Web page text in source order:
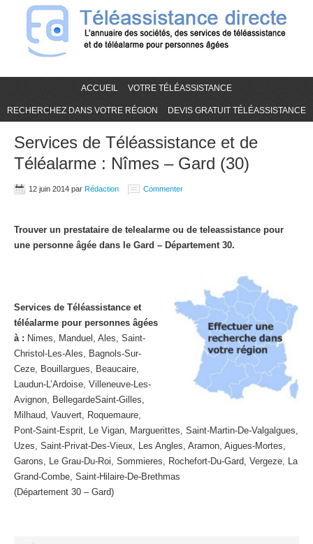
ACCUEIL VOTRE TÉLÉASSISTANCE
RECHERCHEZ DANS VOTRE RÉGION DEVIS GRATUIT TÉLÉASSISTANCE
Services de Téléassistance et de
Téléalarme : Nîmes – Gard (30)
12 juin 2014 par Rédaction Commenter
Trouver un prestataire de telealarme ou de teleassistance pour
une personne âgée dans le Gard – Département 30.
Services de Téléassistance et
téléalarme pour personnes âgées
à : Nimes, Manduel, Ales, Saint-
Christol-Les-Ales, Bagnols-Sur-
Ceze, Bouillargues, Beaucaire,
Laudun-L’Ardoise, Villeneuve-Les-
Avignon, BellegardeSaint-Gilles,
Milhaud, Vauvert, Roquemaure,
Pont-Saint-Esprit, Le Vigan, Marguerittes, Saint-Martin-De-Valgalgues,
Uzes, Saint-Privat-Des-Vieux, Les Angles, Aramon, Aigues-Mortes,
Garons, Le Grau-Du-Roi, Sommieres, Rochefort-Du-Gard, Vergeze, La
Grand-Combe, Saint-Hilaire-De-Brethmas
(Département 30 – Gard)